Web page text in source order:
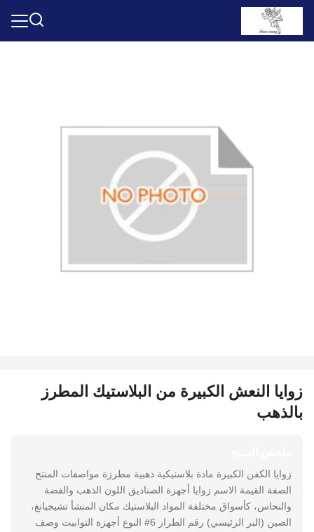
زوايا النعش الكبيرة من البلاستيك المطرز
بالذهب
زوايا الكفن الكبيرة مادة بلاستيكية ذهبية مطرزة مواصفات المنتج
الصفة القيمة الاسم زوايا أجهزة الصناديق اللون الذهب والفضة
والنحاس، كأسواق مختلفة المواد البلاستيك مكان المنشأ تشيجيانغ،
الصين (البر الرئيسي) رقم الطراز 6# النوع أجهزة التوابيت وصف